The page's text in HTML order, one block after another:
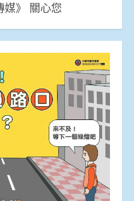
媒》 關心您